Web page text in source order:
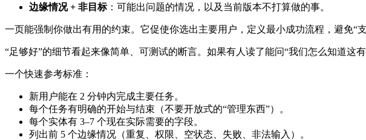
边缘情况 + 非目标：可能出问题的情况，以及当前版本不打算做的事。
一页能强制你做出有用的约束。它促使你选出主要用户，定义最小成功流程，避免“
“足够好”的细节看起来像简单、可测试的断言。如果有人读了能问“我们怎么知道这
一个快速参考标准：
新用户能在 2 分钟内完成主要任务。
每个任务有明确的开始与结束（不要开放式的“管理东西”）。
每个实体有 3–7 个现在实际需要的字段。
列出前 5 个边缘情况（重复、权限、空状态、失败、非法输入）。